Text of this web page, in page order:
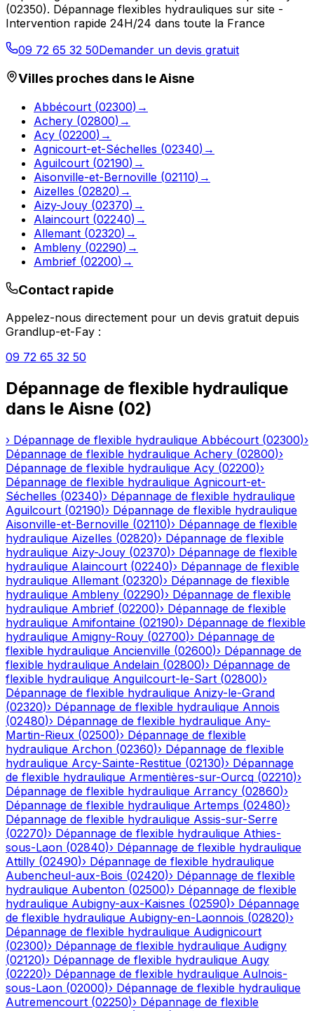
(02350). Dépannage flexibles hydrauliques sur site -
Intervention rapide 24H/24 dans toute la France
09 72 65 32 50Demander un devis gratuit
Villes proches dans leAisne
Abbécourt (02300) →
Achery (02800) →
Acy (02200) →
Agnicourt-et-Séchelles (02340) →
Aguilcourt (02190) →
Aisonville-et-Bernoville (02110) →
Aizelles (02820) →
Aizy-Jouy (02370) →
Alaincourt (02240) →
Allemant (02320) →
Ambleny (02290) →
Ambrief (02200) →
Contact rapide
Appelez-nous directement pour un devis gratuit depuis
Grandlup-et-Fay :
09 72 65 32 50
Dépannage de flexible hydraulique
dans le Aisne (02)
› Dépannage de flexible hydraulique Abbécourt (02300)›
Dépannage de flexible hydraulique Achery (02800)›
Dépannage de flexible hydraulique Acy (02200)›
Dépannage de flexible hydraulique Agnicourt-et-
Séchelles (02340)› Dépannage de flexible hydraulique
Aguilcourt (02190)› Dépannage de flexible hydraulique
Aisonville-et-Bernoville (02110)› Dépannage de flexible
hydraulique Aizelles (02820)› Dépannage de flexible
hydraulique Aizy-Jouy (02370)› Dépannage de flexible
hydraulique Alaincourt (02240)› Dépannage de flexible
hydraulique Allemant (02320)› Dépannage de flexible
hydraulique Ambleny (02290)› Dépannage de flexible
hydraulique Ambrief (02200)› Dépannage de flexible
hydraulique Amifontaine (02190)› Dépannage de flexible
hydraulique Amigny-Rouy (02700)› Dépannage de
flexible hydraulique Ancienville (02600)› Dépannage de
flexible hydraulique Andelain (02800)› Dépannage de
flexible hydraulique Anguilcourt-le-Sart (02800)›
Dépannage de flexible hydraulique Anizy-le-Grand
(02320)› Dépannage de flexible hydraulique Annois
(02480)› Dépannage de flexible hydraulique Any-
Martin-Rieux (02500)› Dépannage de flexible
hydraulique Archon (02360)› Dépannage de flexible
hydraulique Arcy-Sainte-Restitue (02130)› Dépannage
de flexible hydraulique Armentières-sur-Ourcq (02210)›
Dépannage de flexible hydraulique Arrancy (02860)›
Dépannage de flexible hydraulique Artemps (02480)›
Dépannage de flexible hydraulique Assis-sur-Serre
(02270)› Dépannage de flexible hydraulique Athies-
sous-Laon (02840)› Dépannage de flexible hydraulique
Attilly (02490)› Dépannage de flexible hydraulique
Aubencheul-aux-Bois (02420)› Dépannage de flexible
hydraulique Aubenton (02500)› Dépannage de flexible
hydraulique Aubigny-aux-Kaisnes (02590)› Dépannage
de flexible hydraulique Aubigny-en-Laonnois (02820)›
Dépannage de flexible hydraulique Audignicourt
(02300)› Dépannage de flexible hydraulique Audigny
(02120)› Dépannage de flexible hydraulique Augy
(02220)› Dépannage de flexible hydraulique Aulnois-
sous-Laon (02000)› Dépannage de flexible hydraulique
Autremencourt (02250)› Dépannage de flexible